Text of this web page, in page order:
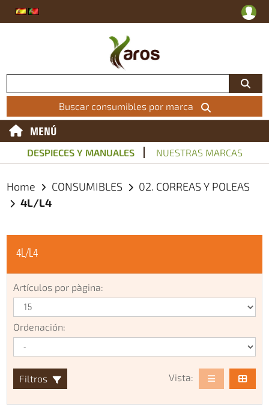
Buscar consumibles por marca
MENÚ
DESPIECES Y MANUALES NUESTRAS MARCAS
Home CONSUMIBLES
02. CORREAS Y POLEAS
4L/L4
4L/L4
Artículos por pàgina:
Ordenación:
Filtros Vista: